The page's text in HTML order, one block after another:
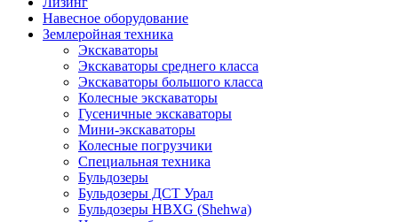
Навесное оборудование
Землеройная техника
Экскаваторы
Экскаваторы среднего класса
Экскаваторы большого класса
Колесные экскаваторы
Гусеничные экскаваторы
Мини-экскаваторы
Колесные погрузчики
Специальная техника
Бульдозеры
Бульдозеры ДСТ Урал
Бульдозеры HBXG (Shehwa)